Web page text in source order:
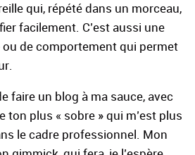
qui, répété dans un morceau,
facilement. C’est aussi une
de comportement qui permet
faire un blog à ma sauce, avec
ton plus « sobre » qui m’est plus
le cadre professionnel. Mon